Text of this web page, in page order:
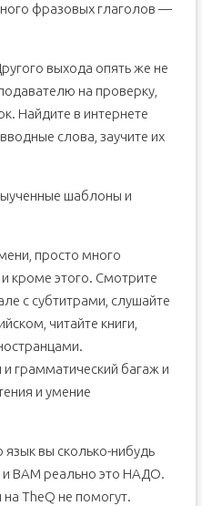
фразовых глаголов —
выхода опять же не
на проверку,
Найдите в интернете
слова, заучите их
шаблоны и
просто много
кроме этого. Смотрите
с субтитрами, слушайте
читайте книги,
грамматический багаж и
и умение
язык вы сколько-нибудь
и ВАМ реально это НАДО.
TheQ не помогут.